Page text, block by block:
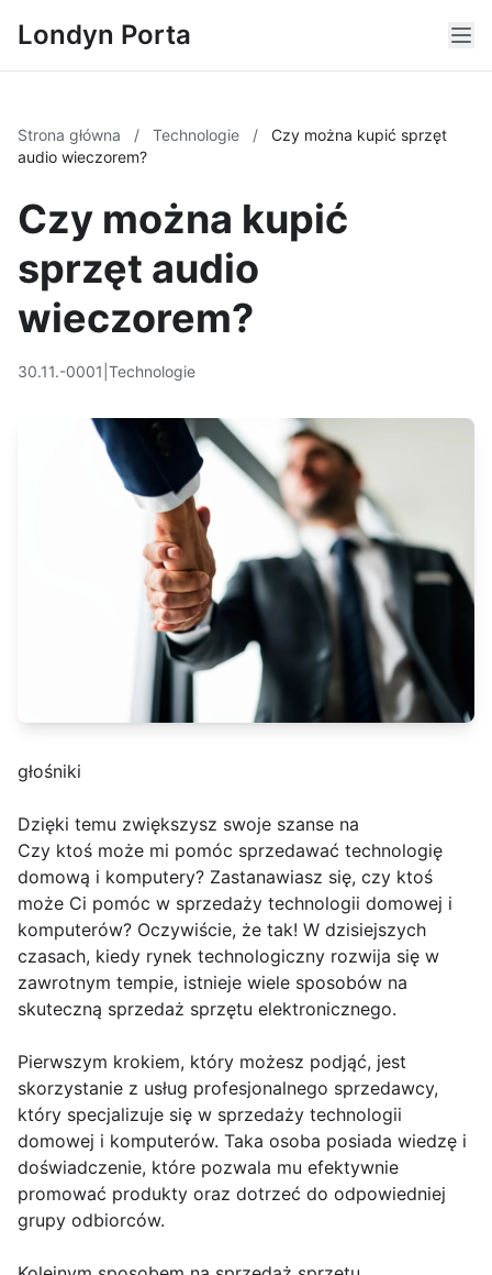
Londyn Porta
Strona główna / Technologie /
Czy można kupić sprzęt
audio wieczorem?
Czy można kupić
sprzęt audio
wieczorem?
30.11.-0001 Technologie
głośniki
Dzięki temu zwiększysz swoje szanse na
Czy ktoś może mi pomóc sprzedawać technologię
domową i komputery? Zastanawiasz się, czy ktoś
może Ci pomóc w sprzedaży technologii domowej i
komputerów? Oczywiście, że tak! W dzisiejszych
czasach, kiedy rynek technologiczny rozwija się w
zawrotnym tempie, istnieje wiele sposobów na
skuteczną sprzedaż sprzętu elektronicznego.
Pierwszym krokiem, który możesz podjąć, jest
skorzystanie z usług profesjonalnego sprzedawcy,
który specjalizuje się w sprzedaży technologii
domowej i komputerów. Taka osoba posiada wiedzę i
doświadczenie, które pozwala mu efektywnie
promować produkty oraz dotrzeć do odpowiedniej
grupy odbiorców.